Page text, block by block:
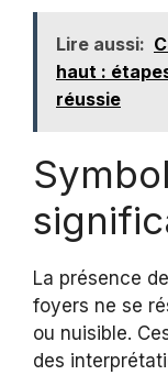
Lire aussi:
haut :
réussie
La présence
foyers ne se
ou nuisible.
des